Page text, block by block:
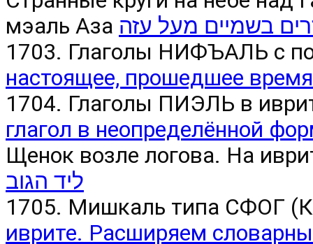
мэаль Аза בשמיים מעל עזה
1703. Глаголы НИФЪАЛЬ с
настоящее, прошедшее
1704. Глаголы ПИЭЛЬ в
глагол в неопределённой
Щенок возле логова. На
ליד הגוב
1705. Мишкаль типа СФОГ
иврите. Расширяем